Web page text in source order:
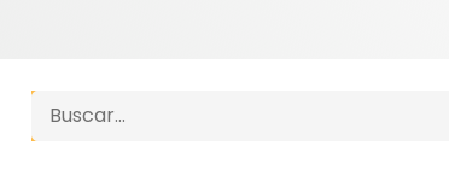
Search